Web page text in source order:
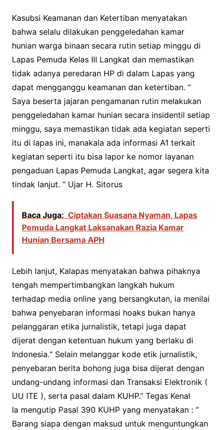
Kasubsi Keamanan dan Ketertiban menyatakan
bahwa selalu dilakukan penggeledahan kamar
hunian warga binaan secara rutin setiap minggu di
Lapas Pemuda Kelas III Langkat dan memastikan
tidak adanya peredaran HP di dalam Lapas yang
dapat mengganggu keamanan dan ketertiban. “
Saya beserta jajaran pengamanan rutin melakukan
penggeledahan kamar hunian secara insidentil setiap
minggu, saya memastikan tidak ada kegiatan seperti
itu di lapas ini, manakala ada informasi A1 terkait
kegiatan seperti itu bisa lapor ke nomor layanan
pengaduan Lapas Pemuda Langkat, agar segera kita
tindak lanjut. “ Ujar H. Sitorus
Baca Juga: Ciptakan Suasana Nyaman, Lapas
Pemuda Langkat Laksanakan Razia Kamar
Hunian Bersama APH
Lebih lanjut, Kalapas menyatakan bahwa pihaknya
tengah mempertimbangkan langkah hukum
terhadap media online yang bersangkutan, ia menilai
bahwa penyebaran informasi hoaks bukan hanya
pelanggaran etika jurnalistik, tetapi juga dapat
dijerat dengan ketentuan hukum yang berlaku di
Indonesia.“ Selain melanggar kode etik jurnalistik,
penyebaran berita bohong juga bisa dijerat dengan
undang-undang informasi dan Transaksi Elektronik (
UU ITE ), serta pasal dalam KUHP.” Tegas Kenal
Ia mengutip Pasal 390 KUHP yang menyatakan : “
Barang siapa dengan maksud untuk menguntungkan